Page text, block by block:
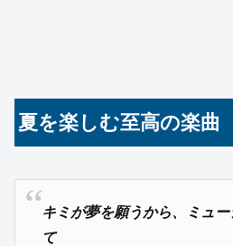
夏を楽しむ至高の楽曲
キミが夢を願うから、ミュ
て